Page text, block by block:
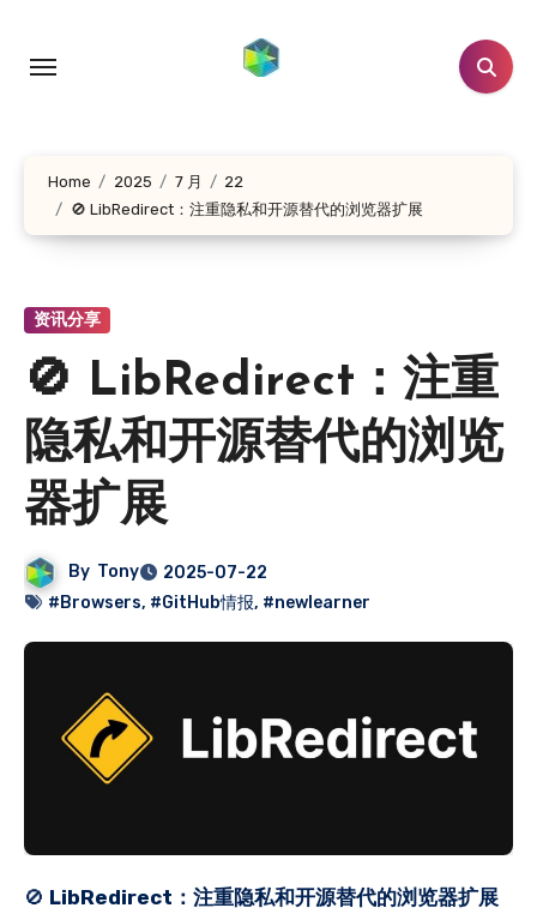
Home 2025 7 月
22
🚫 LibRedirect：注重隐私和开源替代的浏览器扩展
资讯分享
🚫 LibRedirect：注重
隐私和开源替代的浏览
器扩展
By Tony
2025-07-22
#Browsers, #GitHub情报, #newlearner
LibRedirect：注重隐私和开源替代的浏览器扩展